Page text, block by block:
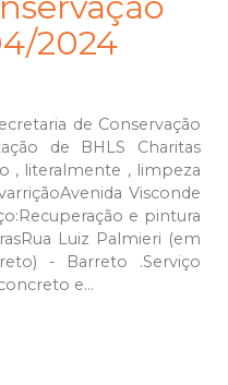
2024
de Conservação
de BHLS Charitas
, literalmente , limpeza
Visconde
e pintura
Luiz Palmieri (em
- Barreto .Serviço
e...